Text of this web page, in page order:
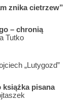
znika cietrzew”
– chronią
Tutko
„Lutygozd”
książka pisana